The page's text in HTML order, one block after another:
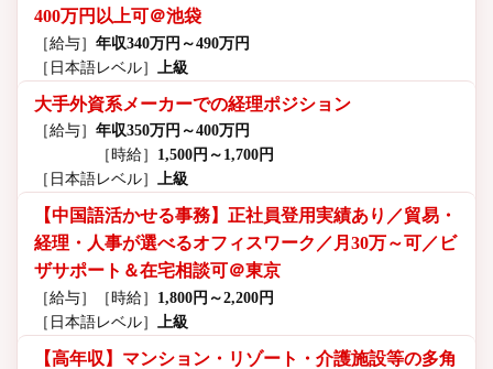
400万円以上可＠池袋
［給与］ 年収340万円～490万円
［日本語レベル］
上級
大手外資系メーカーでの経理ポジション
［給与］ 年収350万円～400万円
［時給］ 1,500円～1,700円
［日本語レベル］ 上級
【中国語活かせる事務】正社員登用実績あり／貿易・
経理・人事が選べるオフィスワーク／月30万～可／ビ
ザサポート＆在宅相談可＠東京
［給与］ ［時給］ 1,800円～2,200円
［日本語レベル］ 上級
【高年収】マンション・リゾート・介護施設等の多角